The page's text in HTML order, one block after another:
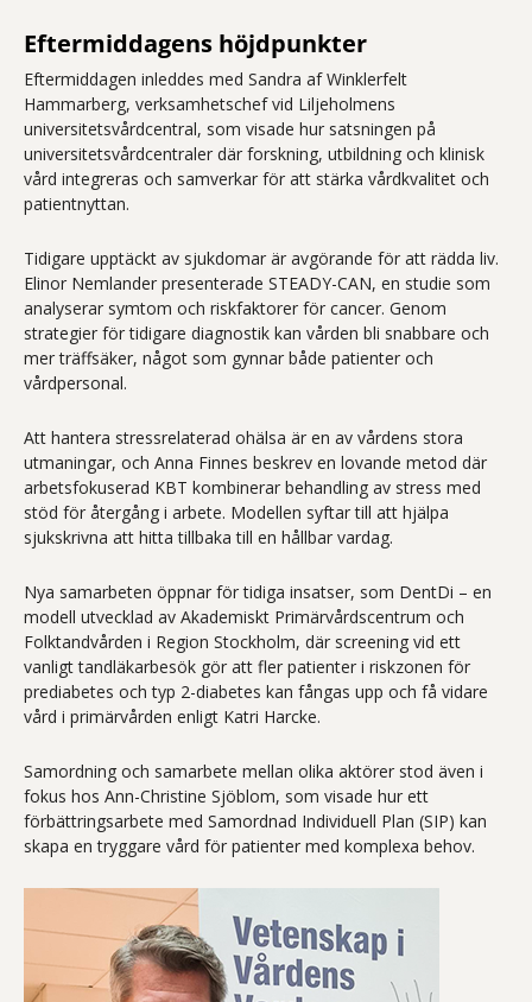
Eftermiddagens höjdpunkter
Eftermiddagen inleddes med Sandra af Winklerfelt
Hammarberg, verksamhetschef vid Liljeholmens
universitetsvårdcentral, som visade hur satsningen på
universitetsvårdcentraler där forskning, utbildning och klinisk
vård integreras och samverkar för att stärka vårdkvalitet och
patientnyttan.
Tidigare upptäckt av sjukdomar är avgörande för att rädda liv.
Elinor Nemlander presenterade STEADY-CAN, en studie som
analyserar symtom och riskfaktorer för cancer. Genom
strategier för tidigare diagnostik kan vården bli snabbare och
mer träffsäker, något som gynnar både patienter och
vårdpersonal.
Att hantera stressrelaterad ohälsa är en av vårdens stora
utmaningar, och Anna Finnes beskrev en lovande metod där
arbetsfokuserad KBT kombinerar behandling av stress med
stöd för återgång i arbete. Modellen syftar till att hjälpa
sjukskrivna att hitta tillbaka till en hållbar vardag.
Nya samarbeten öppnar för tidiga insatser, som DentDi – en
modell utvecklad av Akademiskt Primärvårdscentrum och
Folktandvården i Region Stockholm, där screening vid ett
vanligt tandläkarbesök gör att fler patienter i riskzonen för
prediabetes och typ 2-diabetes kan fångas upp och få vidare
vård i primärvården enligt Katri Harcke.
Samordning och samarbete mellan olika aktörer stod även i
fokus hos Ann-Christine Sjöblom, som visade hur ett
förbättringsarbete med Samordnad Individuell Plan (SIP) kan
skapa en tryggare vård för patienter med komplexa behov.